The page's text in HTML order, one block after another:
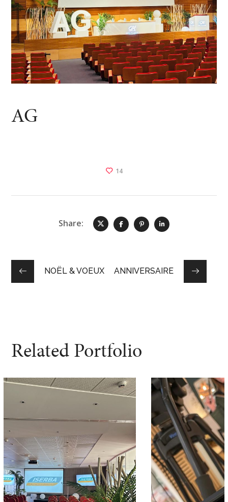
AG
14
Share:
NOËL & VOEUX ANNIVERSAIRE
Related Portfolio
VIDÉO & FILM
FEELING